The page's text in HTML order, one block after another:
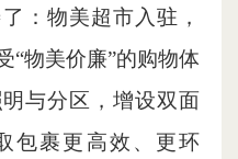
：物美超市入驻，
“物美价廉”的购物体
与分区，增设双面
包裹更高效、更环